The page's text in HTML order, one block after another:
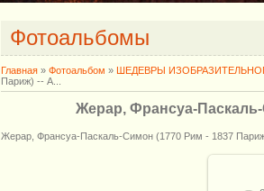
Фотоальбомы
Главная » Фотоальбом » ШЕДЕВРЫ
Париж) -- А...
Жерар, Франсуа-
Жерар, Франсуа-Паскаль-Симон (1770 Рим - 1837